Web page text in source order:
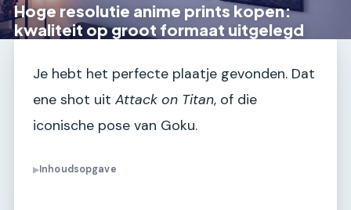
Hoge resolutie anime prints kopen:
kwaliteit op groot formaat uitgelegd
Je hebt het perfecte plaatje gevonden. Dat
ene shot uit Attack on Titan, of die
iconische pose van Goku.
▶Inhoudsopgave